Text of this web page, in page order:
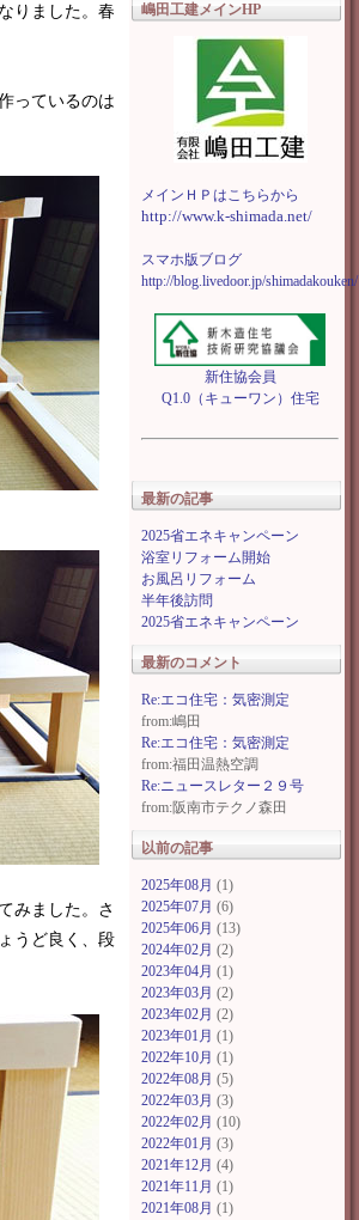
りました。春
っているのは
みました。さ
うど良く、段
嶋田工建メインHP
メインＨＰはこちらから
http://www.k-shimada.net/
スマホ版ブログ
http://blog.livedoor.jp/shimadakouken/
新住協会員
Q1.0（キューワン）住宅
最新の記事
2025省エネキャンペーン
浴室リフォーム開始
お風呂リフォーム
半年後訪問
2025省エネキャンペーン
最新のコメント
Re:エコ住宅：気密測定
from:嶋田
Re:エコ住宅：気密測定
from:福田温熱空調
Re:ニュースレター２９号
from:阪南市テクノ森田
以前の記事
2025年08月 (1)
2025年07月 (6)
2025年06月 (13)
2024年02月 (2)
2023年04月 (1)
2023年03月 (2)
2023年02月 (2)
2023年01月 (1)
2022年10月 (1)
2022年08月 (5)
2022年03月 (3)
2022年02月 (10)
2022年01月 (3)
2021年12月 (4)
2021年11月 (1)
2021年08月 (1)